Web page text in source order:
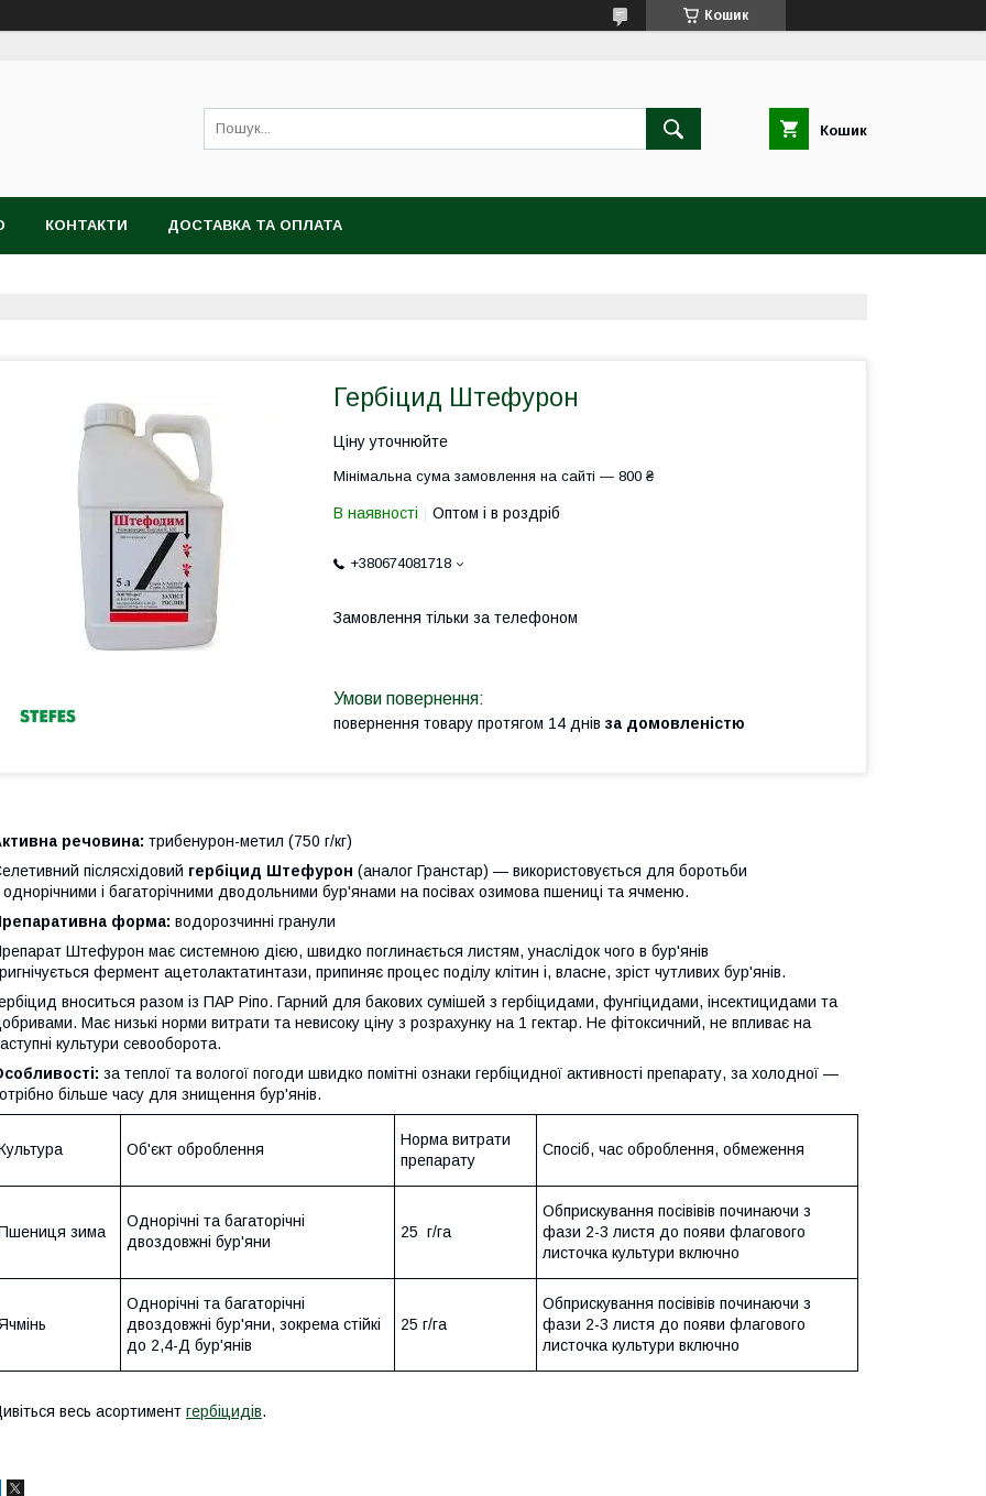
Кошик
Кошик
КОНТАКТИ ДОСТАВКА ТА ОПЛАТА
Гербіцид Штефурон
Ціну уточнюйте
Мінімальна сума замовлення на сайті — 800 ₴
В наявності Оптом і в роздріб
+380674081718
Замовлення тільки за телефоном
повернення товару протягом 14 днів за домовленістю
речовина: трибенурон-метил (750 г/кг)
післясхідовий гербіцид Штефурон (аналог Гранстар) — використовується для боротьби
однорічними і багаторічними дводольними бур'янами на посівах озимова пшениці та ячменю.
форма: водорозчинні гранули
Штефурон має системною дією, швидко поглинається листям, унаслідок чого в бур'янів
фермент ацетолактатинтази, припиняє процес поділу клітин і, власне, зріст чутливих бур'янів.
вноситься разом із ПАР Ріпо. Гарний для бакових сумішей з гербіцидами, фунгіцидами, інсектицидами та
Має низькі норми витрати та невисоку ціну з розрахунку на 1 гектар. Не фітоксичний, не впливає на
культури севооборота.
за теплої та вологої погоди швидко помітні ознаки гербіцидної активності препарату, за холодної —
більше часу для знищення бур'янів.
Об'єкт оброблення
Норма витрати
препарату
Спосіб, час оброблення, обмеження
зима
Однорічні та багаторічні
двоздовжні бур'яни
25 г/га
Обприскування посівівів починаючи з
фази 2-3 листя до появи флагового
листочка культури включно
Однорічні та багаторічні
двоздовжні бур'яни, зокрема стійкі
до 2,4-Д бур'янів
25 г/га
Обприскування посівівів починаючи з
фази 2-3 листя до появи флагового
листочка культури включно
весь асортимент гербіцидів.